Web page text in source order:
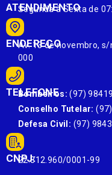
ATENDIMENTO
Segunda à Sexta de
ENDEREÇO
Av. 13 de novembro, s/
000
TELEFONE
Bombeiros: (97)
Conselho Tutelar:
Defesa Civil: (97)
CNPJ:
22.812.960/0001-99